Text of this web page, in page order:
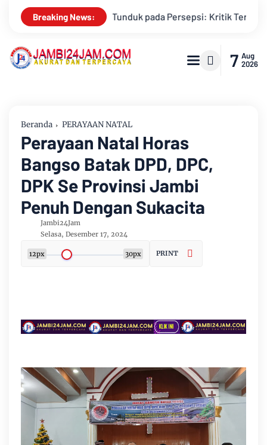
Breaking News:
Monopoli Kebenaran oleh Media dan Aktivis Kemarau
7 Aug
2026
Beranda PERAYAAN NATAL
Perayaan Natal Horas
Bangso Batak DPD, DPC,
DPK Se Provinsi Jambi
Penuh Dengan Sukacita
Jambi24Jam
Selasa, Desember 17, 2024
12px 30px PRINT